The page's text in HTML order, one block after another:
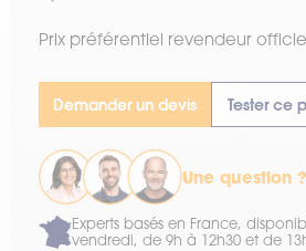
Prix préférentiel revendeur
Demander un devis Tester ce
Une question ?
Experts basés en France,
vendredi, de 9h à 12h30 et de